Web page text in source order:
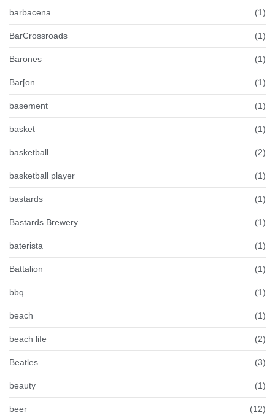
barbacena (1)
BarCrossroads (1)
Barones (1)
Bar[on (1)
basement (1)
basket (1)
basketball (2)
basketball player (1)
bastards (1)
Bastards Brewery (1)
baterista (1)
Battalion (1)
bbq (1)
beach (1)
beach life (2)
Beatles (3)
beauty (1)
beer (12)